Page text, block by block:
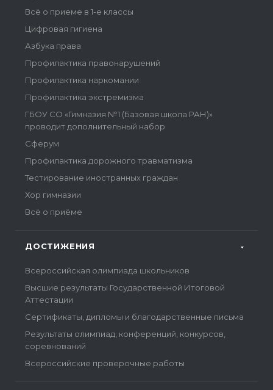
Всё о приеме в 1-е классы
Цифровая гигиена
Азбука права
Профилактика правонарушений
Профилактика наркомании
Профилактика экстремизма
ГБОУ СО «Гимназия №1 (Базовая школа РАН)»
проводит дополнительный набор
Сферум
Профилактика дорожного травматизма
Тестирование иностранных граждан
Хор гимназии
Всё о приёме
ДОСТИЖЕНИЯ
Всероссийская олимпиада школьников
Высшие результаты Государственной Итоговой
Аттестации
Сертификаты, дипломы и благодарственные письма
Результаты олимпиад, конференций, конкурсов,
соревнований
Всероссийские проверочные работы